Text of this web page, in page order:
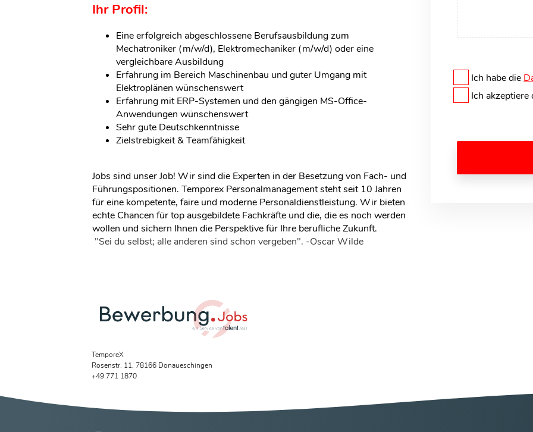
Ich habe die
Ich
Ihr Profil:
Eine erfolgreich abgeschlossene Berufsausbildung zum
Mechatroniker (m/w/d), Elektromechaniker (m/w/d) oder eine
vergleichbare Ausbildung
Erfahrung im Bereich Maschinenbau und guter Umgang mit
Elektroplänen wünschenswert
Erfahrung mit ERP-Systemen und den gängigen MS-Office-
Anwendungen wünschenswert
Sehr gute Deutschkenntnisse
Zielstrebigkeit & Teamfähigkeit
Jobs sind unser Job! Wir sind die Experten in der Besetzung von Fach- und
Führungspositionen. Temporex Personalmanagement steht seit 10 Jahren
für eine kompetente, faire und moderne Personaldienstleistung. Wir bieten
echte Chancen für top ausgebildete Fachkräfte und die, die es noch werden
wollen und sichern Ihnen die Perspektive für Ihre berufliche Zukunft.
"Sei du selbst; alle anderen sind schon vergeben". -Oscar Wilde
TemporeX
Rosenstr. 11, 78166 Donaueschingen
+49 771 1870